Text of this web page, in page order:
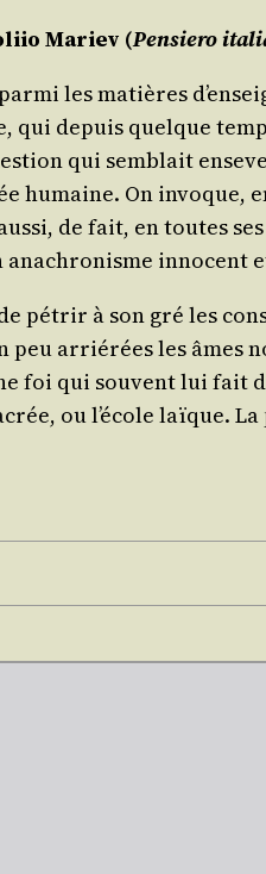
Mariev (Pen­sie­ro
les matières
depuis quelque
qui sem­blait
humaine. On
de fait, en toutes
pétrir à son gré les
peu arrié­rées les
foi qui sou­vent lui
ou l’é­cole laïque.